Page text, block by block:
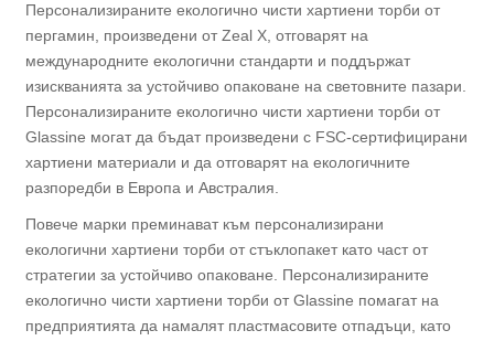
Персонализираните екологично чисти хартиени торби от
пергамин, произведени от Zeal X, отговарят на
международните екологични стандарти и поддържат
изискванията за устойчиво опаковане на световните пазари.
Персонализираните екологично чисти хартиени торби от
Glassine могат да бъдат произведени с FSC-сертифицирани
хартиени материали и да отговарят на екологичните
разпоредби в Европа и Австралия.
Повече марки преминават към персонализирани
екологични хартиени торби от стъклопакет като част от
стратегии за устойчиво опаковане. Персонализираните
екологично чисти хартиени торби от Glassine помагат на
предприятията да намалят пластмасовите отпадъци, като